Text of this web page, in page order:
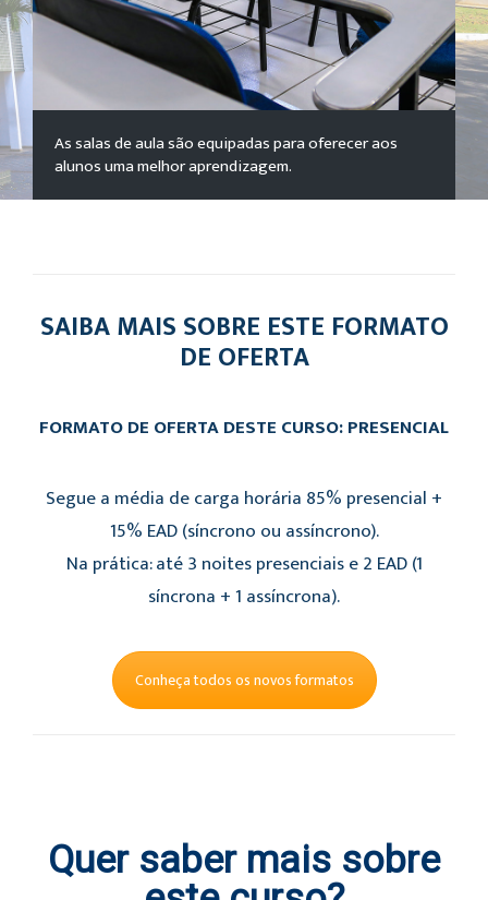
As salas de aula são equipadas para oferecer aos
alunos uma melhor aprendizagem.
SAIBA MAIS SOBRE ESTE FORMATO
DE OFERTA
FORMATO DE OFERTA DESTE CURSO: PRESENCIAL
Segue a média de carga horária 85% presencial +
15% EAD (síncrono ou assíncrono).
Na prática: até 3 noites presenciais e 2 EAD (1
síncrona + 1 assíncrona).
Conheça todos os novos formatos
Quer saber mais sobre